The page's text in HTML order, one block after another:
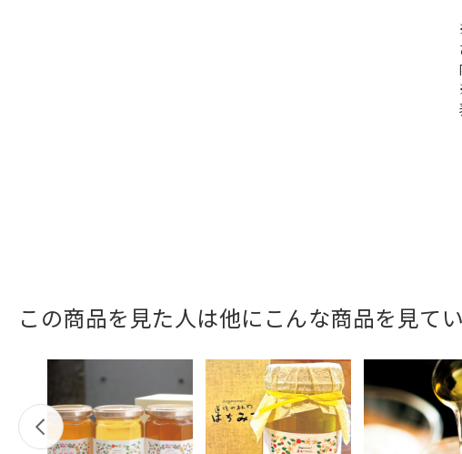
この商品を見た人は他にこんな商品を見てい